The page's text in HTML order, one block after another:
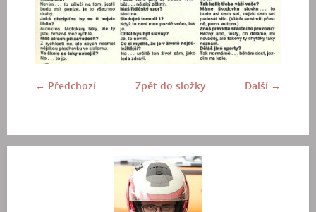
← Předchozí Další →
Zpět do složky